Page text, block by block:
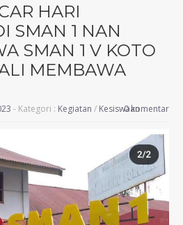
HARI
SMAN 1 NAN
SMAN 1 V KOTO
MEMBAWA
- Kategori : Kegiatan / Kesiswaan0 komentar